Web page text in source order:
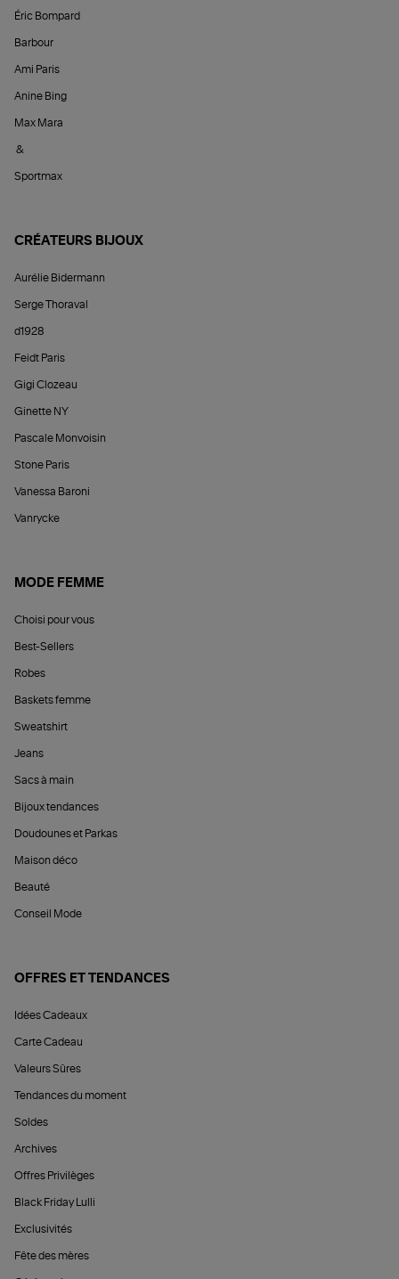
Éric Bompard
Barbour
Ami Paris
Anine Bing
Max Mara
&
Sportmax
CRÉATEURS BIJOUX
Aurélie Bidermann
Serge Thoraval
d1928
Feidt Paris
Gigi Clozeau
Ginette NY
Pascale Monvoisin
Stone Paris
Vanessa Baroni
Vanrycke
MODE FEMME
Choisi pour vous
Best-Sellers
Robes
Baskets femme
Sweatshirt
Jeans
Sacs à main
Bijoux tendances
Doudounes et Parkas
Maison déco
Beauté
Conseil Mode
OFFRES ET TENDANCES
Idées Cadeaux
Carte Cadeau
Valeurs Sûres
Tendances du moment
Soldes
Archives
Offres Privilèges
Black Friday Lulli
Exclusivités
Fête des mères